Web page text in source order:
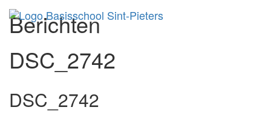
Berichten
DSC_2742
DSC_2742